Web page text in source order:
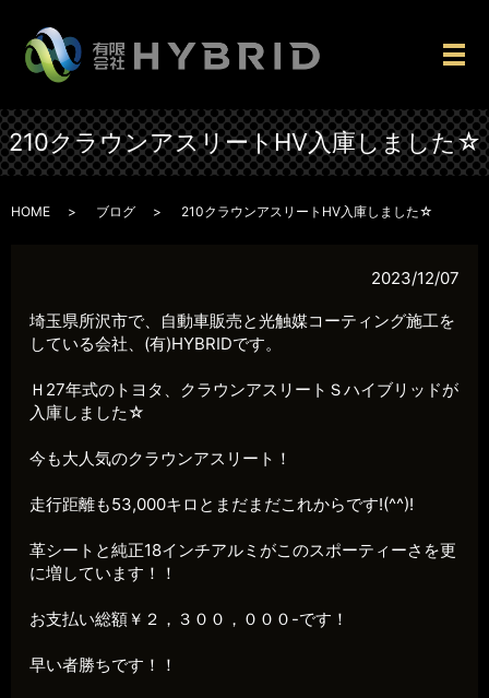
メ
210クラウンアスリートHV入庫しました☆
HOME ブログ 210クラウンアスリートHV入庫しました☆
2023/12/07
埼玉県所沢市で、自動車販売と光触媒コーティング施工を
している会社、(有)HYBRIDです。
Ｈ27年式のトヨタ、クラウンアスリートＳハイブリッドが
入庫しました☆
今も大人気のクラウンアスリート！
走行距離も53,000キロとまだまだこれからです!(^^)!
革シートと純正18インチアルミがこのスポーティーさを更
に増しています！！
お支払い総額￥２，３００，０００-です！
早い者勝ちです！！